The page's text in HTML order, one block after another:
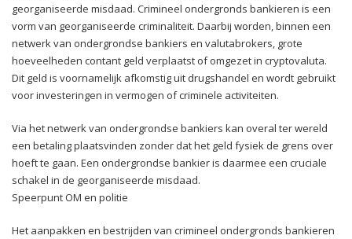
georganiseerde misdaad. Crimineel ondergronds bankieren is een
vorm van georganiseerde criminaliteit. Daarbij worden, binnen een
netwerk van ondergrondse bankiers en valutabrokers, grote
hoeveelheden contant geld verplaatst of omgezet in cryptovaluta.
Dit geld is voornamelijk afkomstig uit drugshandel en wordt gebruikt
voor investeringen in vermogen of criminele activiteiten.
Via het netwerk van ondergrondse bankiers kan overal ter wereld
een betaling plaatsvinden zonder dat het geld fysiek de grens over
hoeft te gaan. Een ondergrondse bankier is daarmee een cruciale
schakel in de georganiseerde misdaad.
Speerpunt OM en politie
Het aanpakken en bestrijden van crimineel ondergronds bankieren